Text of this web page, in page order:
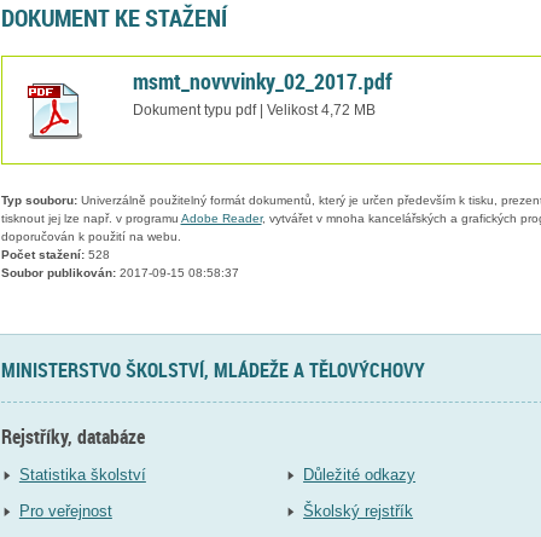
DOKUMENT KE STAŽENÍ
msmt_novvvinky_02_2017.pdf
Dokument typu pdf | Velikost 4,72 MB
Typ souboru:Univerzálně použitelný formát dokumentů, který je určen především k tisku,
tisknout jej lze např. v programu Adobe Reader, vytvářet v mnoha kancelářských a grafických
doporučován k použití na webu.
Počet stažení:528
Soubor publikován:2017-09-15 08:58:37
MINISTERSTVO ŠKOLSTVÍ, MLÁDEŽE A TĚLOVÝCHOVY
Rejstříky, databáze
Statistika školství
Pro veřejnost
Důležité odkazy
Školský rejstřík